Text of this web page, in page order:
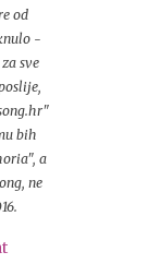
od
-
sve
bih
a
ne